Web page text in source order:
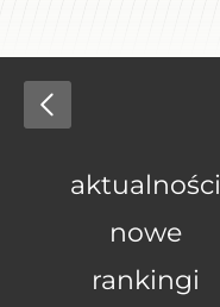
aktualności
nowe
rankingi